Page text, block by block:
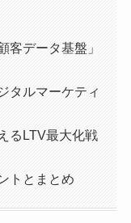
客データ基盤」
タルマーケティ
るLTV最大化戦
トとまとめ